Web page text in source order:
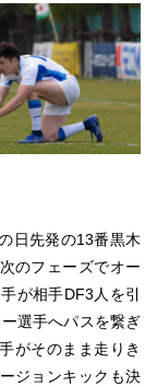
日先発の13番黒木
のフェーズでオー
が相手DF3人を引
選手へパスを繋ぎ
がそのまま走りき
ジョンキックも決